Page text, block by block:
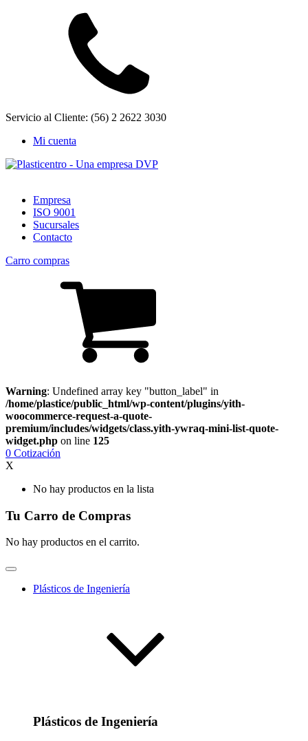
Servicio al Cliente: (56) 2 2622 3030
Mi cuenta
Empresa
ISO 9001
Sucursales
Contacto
Carro compras
Warning: Undefined array key "button_label" in
/home/plastice/public_html/wp-content/plugins/yith-
woocommerce-request-a-quote-
premium/includes/widgets/class.yith-ywraq-mini-list-quote-
widget.php on line 125
0 Cotización
X
No hay productos en la lista
Tu Carro de Compras
No hay productos en el carrito.
Plásticos de Ingeniería
Plásticos de Ingeniería